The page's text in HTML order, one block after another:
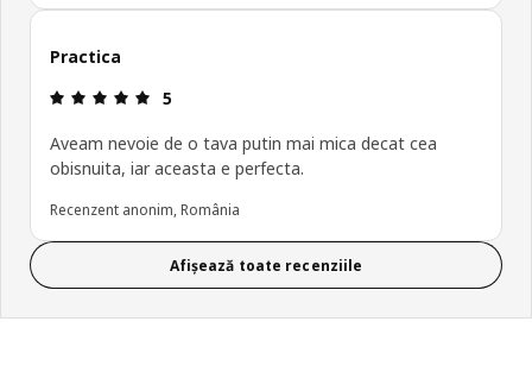
Practica
Prezentare generală: 5 din 5 stele
5
Aveam nevoie de o tava putin mai mica decat cea
obisnuita, iar aceasta e perfecta.
Recenzent anonim, România
Afișează toate recenziile